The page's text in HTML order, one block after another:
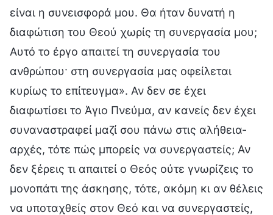
είναι η συνεισφορά μου. Θα ήταν δυνατή η
διαφώτιση του Θεού χωρίς τη συνεργασία μου;
Αυτό το έργο απαιτεί τη συνεργασία του
ανθρώπου· στη συνεργασία μας οφείλεται
κυρίως το επίτευγμα». Αν δεν σε έχει
διαφωτίσει το Άγιο Πνεύμα, αν κανείς δεν έχει
συναναστραφεί μαζί σου πάνω στις αλήθεια-
αρχές, τότε πώς μπορείς να συνεργαστείς; Αν
δεν ξέρεις τι απαιτεί ο Θεός ούτε γνωρίζεις το
μονοπάτι της άσκησης, τότε, ακόμη κι αν θέλεις
να υποταχθείς στον Θεό και να συνεργαστείς,